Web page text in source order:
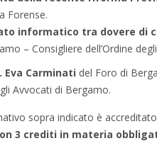
Forense.
informatico tra dovere di
– Consigliere dell’Ordine
Eva Carminati del Foro di
Avvocati di Bergamo.
sopra indicato è
3 crediti in materia